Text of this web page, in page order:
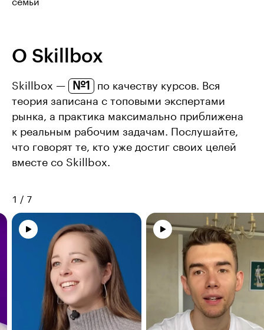
семьи
О Skillbox
Skillbox — №1
по качеству курсов. Вся
теория записана с топовыми экспертами
рынка, а практика максимально приближена
к реальным рабочим задачам. Послушайте,
что говорят те, кто уже достиг своих целей
вместе со Skillbox.
1 / 7